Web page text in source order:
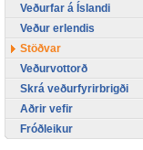
Veðurfar á Íslandi
Veður erlendis
Stöðvar
Veðurvottorð
Skrá veðurfyrirbrigði
Aðrir vefir
Fróðleikur